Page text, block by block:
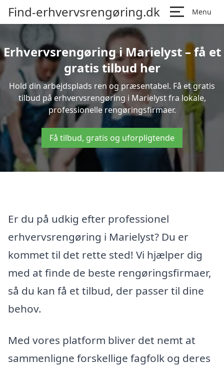
Find-erhvervsrengøring.dk Menu
Erhvervsrengøring i Marielyst – få et
gratis tilbud her
Hold din arbejdsplads ren og præsentabel. Få et gratis
tilbud på erhvervsrengøring i Marielyst fra lokale,
professionelle rengøringsfirmaer.
Få tilbud, gratis og uforpligtende
Er du på udkig efter professionel
erhvervsrengøring i Marielyst? Du er
kommet til det rette sted! Vi hjælper dig
med at finde de beste rengøringsfirmaer,
så du kan få et tilbud, der passer til dine
behov.
Med vores platform bliver det nemt at
sammenligne forskellige fagfolk og deres